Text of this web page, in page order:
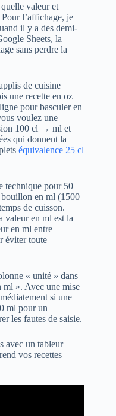
valeur et
l’affichage, je
il y a des demi-
Sheets, la
sans perdre la
de cuisine
une recette en oz
pour basculer en
voulez une
100 cl → ml et
qui donnent la
équivalence 25 cl
technique pour 50
en ml (1500
de cuisson.
valeur en ml est la
en ml entre
éviter toute
« unité » dans
ml ». Avec une mise
si une
ml pour un
les fautes de saisie.
avec un tableur
vos recettes